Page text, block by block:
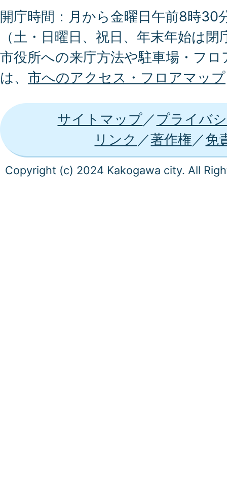
開庁時間：月から金曜日午前8時30
（土・日曜日、祝日、年末年始は閉
市役所への来庁方法や駐車場・フ
は、 市へのアクセス・フロアマップ
サイトマップ
プライバ
リンク
著作権 免
Copyright (c) 2024 Kakogawa city. All